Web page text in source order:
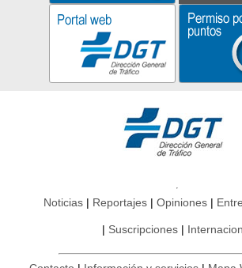
Noticias Reportajes Opiniones
Suscripciones